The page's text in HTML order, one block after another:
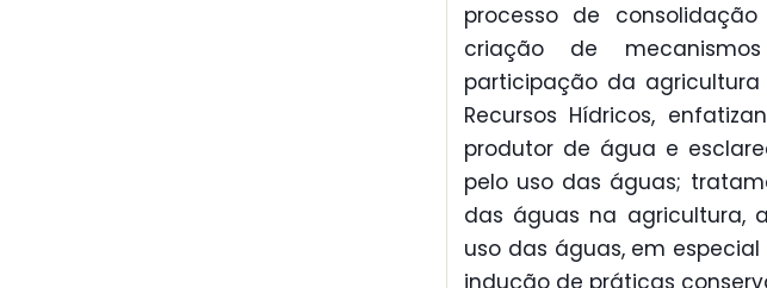
processo de
criação de
participação da
Recursos Hídricos,
produtor de água e
pelo uso das águas;
das águas na agricultura,
uso das águas, em